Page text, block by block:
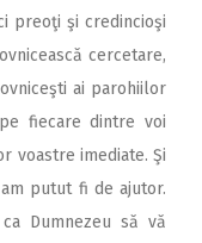
preoţi şi credincioşi
cercetare,
ai parohiilor
fiecare dintre voi
voastre imediate. Şi
putut fi de ajutor.
Dumnezeu să vă